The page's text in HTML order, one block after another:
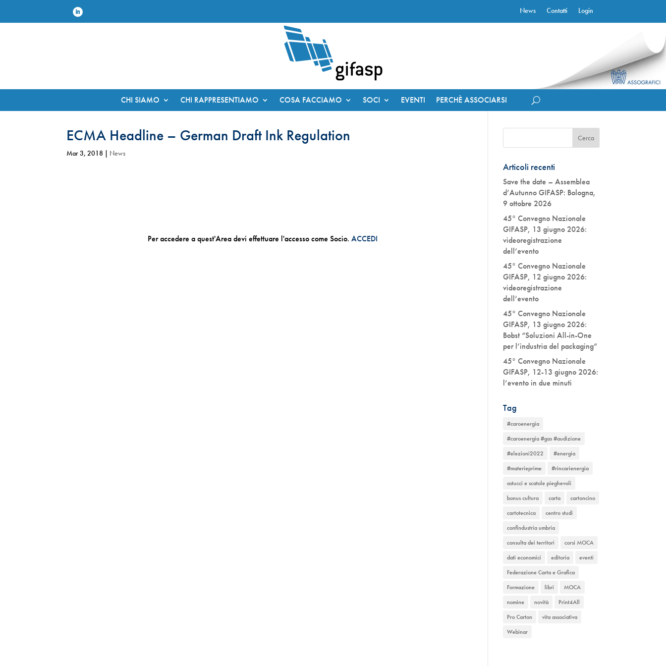
News Contatti Login
CHI SIAMO CHI RAPPRESENTIAMO COSA FACCIAMO SOCI EVENTI PERCHÈ ASSOCIARSI
ECMA Headline – German Draft Ink Regulation
Mar 3, 2018 | News
Per accedere a quest'Area devi effettuare l'accesso come Socio.ACCEDI
Articoli recenti
Save the date – Assemblea
d’Autunno GIFASP: Bologna,
9 ottobre 2026
45° Convegno Nazionale
GIFASP, 13 giugno 2026:
videoregistrazione
dell’evento
45° Convegno Nazionale
GIFASP, 12 giugno 2026:
videoregistrazione
dell’evento
45° Convegno Nazionale
GIFASP, 13 giugno 2026:
Bobst “Soluzioni All-in-One
per l’industria del packaging”
45° Convegno Nazionale
GIFASP, 12-13 giugno 2026:
l’evento in due minuti
Tag
#caroenergia
#caroenergia #gas #audizione
#elezioni2022
#energia
#materieprime
#rincarienergia
astucci e scatole pieghevoli
bonus cultura
carta
cartoncino
cartotecnica
centro studi
confindustria umbria
consulta dei territori
corsi MOCA
dati economici
editoria
eventi
Federazione Carta e Grafica
Formazione
libri
MOCA
nomine
novità
Print4All
Pro Carton
vita associativa
Webinar